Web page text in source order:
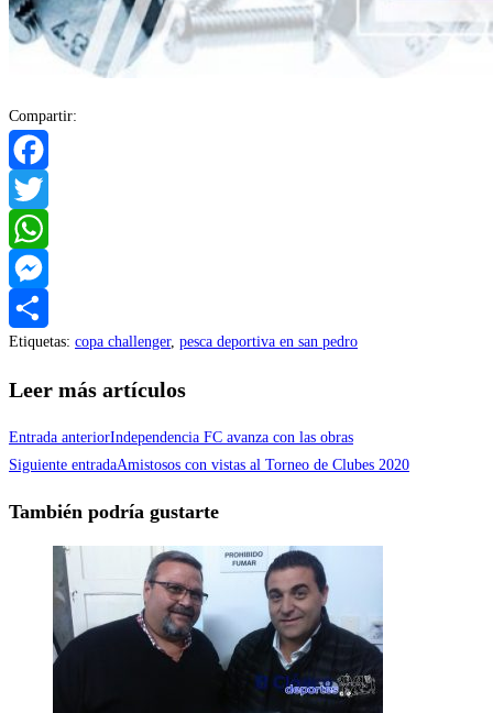
Compartir:
Facebook
Twitter
WhatsApp
Messenger
Compartir
Etiquetas: copa challenger, pesca deportiva en san pedro
Leer más artículos
Entrada anteriorIndependencia FC avanza con las obras
Siguiente entradaAmistosos con vistas al Torneo de Clubes 2020
También podría gustarte